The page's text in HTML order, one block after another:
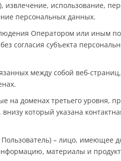
использование,
персональных данных.
Оператором или иным
согласия субъекта
между собой веб-
на доменах третьего уровня,
который указана
– лицо, имеющее
материалы и